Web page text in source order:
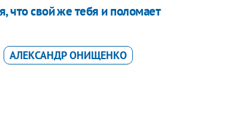
что свой же тебя и поломает
АЛЕКСАНДР ОНИЩЕНКО